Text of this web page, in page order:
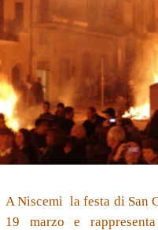
A Niscemi la festa di San
19 marzo e